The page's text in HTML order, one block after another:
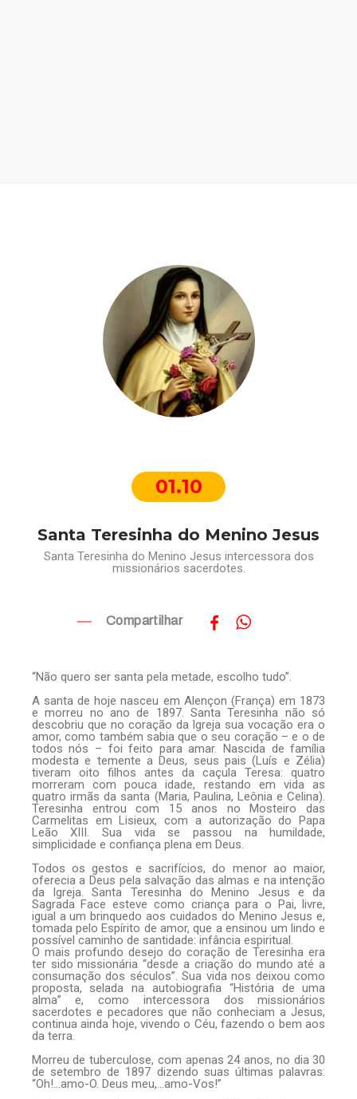
01.10
Santa Teresinha do Menino Jesus
Santa Teresinha do Menino Jesus intercessora dos
missionários sacerdotes.
Compartilhar
“Não quero ser santa pela metade, escolho tudo”.
A santa de hoje nasceu em Alençon (França) em 1873
e morreu no ano de 1897. Santa Teresinha não só
descobriu que no coração da Igreja sua vocação era o
amor, como também sabia que o seu coração – e o de
todos nós – foi feito para amar. Nascida de família
modesta e temente a Deus, seus pais (Luís e Zélia)
tiveram oito filhos antes da caçula Teresa: quatro
morreram com pouca idade, restando em vida as
quatro irmãs da santa (Maria, Paulina, Leônia e Celina).
Teresinha entrou com 15 anos no Mosteiro das
Carmelitas em Lisieux, com a autorização do Papa
Leão XIII. Sua vida se passou na humildade,
simplicidade e confiança plena em Deus.
Todos os gestos e sacrifícios, do menor ao maior,
oferecia a Deus pela salvação das almas e na intenção
da Igreja. Santa Teresinha do Menino Jesus e da
Sagrada Face esteve como criança para o Pai, livre,
igual a um brinquedo aos cuidados do Menino Jesus e,
tomada pelo Espírito de amor, que a ensinou um lindo e
possível caminho de santidade: infância espiritual.
O mais profundo desejo do coração de Teresinha era
ter sido missionária “desde a criação do mundo até a
consumação dos séculos”. Sua vida nos deixou como
proposta, selada na autobiografia “História de uma
alma” e, como intercessora dos missionários
sacerdotes e pecadores que não conheciam a Jesus,
continua ainda hoje, vivendo o Céu, fazendo o bem aos
da terra.
Morreu de tuberculose, com apenas 24 anos, no dia 30
de setembro de 1897 dizendo suas últimas palavras:
“Oh!…amo-O. Deus meu,…amo-Vos!”